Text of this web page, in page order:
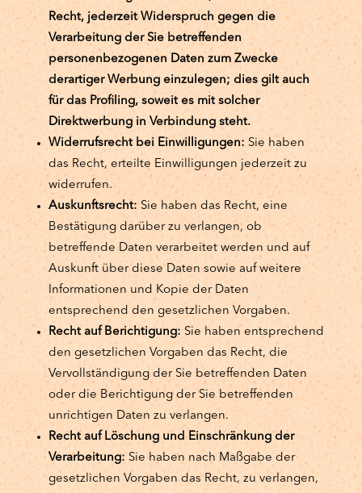
Recht, jederzeit Widerspruch gegen die
Verarbeitung der Sie betreffenden
personenbezogenen Daten zum Zwecke
derartiger Werbung einzulegen; dies gilt auch
für das Profiling, soweit es mit solcher
Direktwerbung in Verbindung steht.
Widerrufsrecht bei Einwilligungen: Sie haben
das Recht, erteilte Einwilligungen jederzeit zu
widerrufen.
Auskunftsrecht: Sie haben das Recht, eine
Bestätigung darüber zu verlangen, ob
betreffende Daten verarbeitet werden und auf
Auskunft über diese Daten sowie auf weitere
Informationen und Kopie der Daten
entsprechend den gesetzlichen Vorgaben.
Recht auf Berichtigung: Sie haben entsprechend
den gesetzlichen Vorgaben das Recht, die
Vervollständigung der Sie betreffenden Daten
oder die Berichtigung der Sie betreffenden
unrichtigen Daten zu verlangen.
Recht auf Löschung und Einschränkung der
Verarbeitung: Sie haben nach Maßgabe der
gesetzlichen Vorgaben das Recht, zu verlangen,